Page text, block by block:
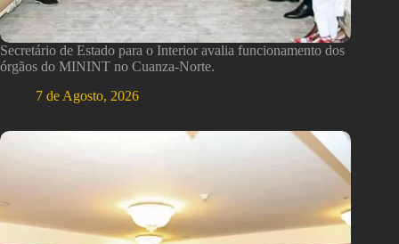
Secretário de Estado para o Interior avalia funcionamento dos
órgãos do MININT no Cuanza-Norte.
7 de Agosto, 2026